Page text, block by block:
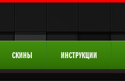
СКИНЫ ИНСТРУКЦИИ